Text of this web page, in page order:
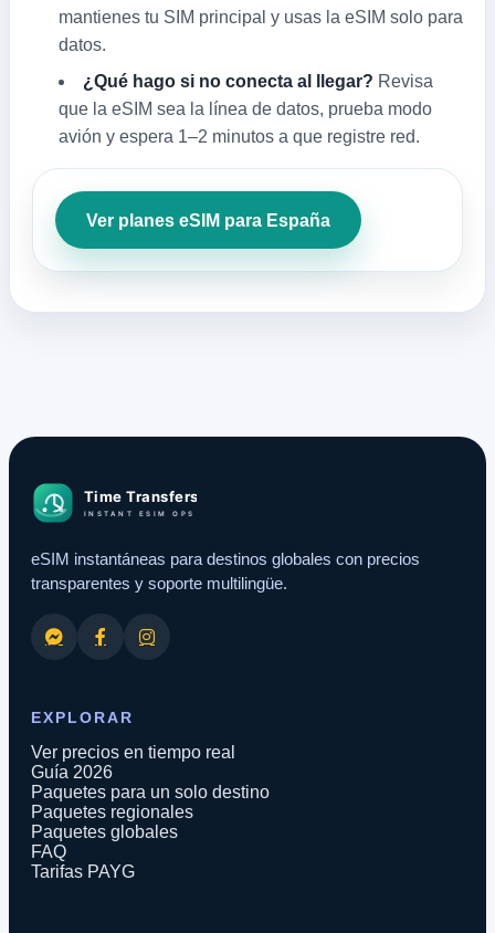
mantienes tu SIM principal y usas la eSIM solo para
datos.
¿Qué hago si no conecta al llegar? Revisa
que la eSIM sea la línea de datos, prueba modo
avión y espera 1–2 minutos a que registre red.
Ver planes eSIM para España
eSIM instantáneas para destinos globales con precios
transparentes y soporte multilingüe.
EXPLORAR
Ver precios en tiempo real
Guía 2026
Paquetes para un solo destino
Paquetes regionales
Paquetes globales
FAQ
Tarifas PAYG